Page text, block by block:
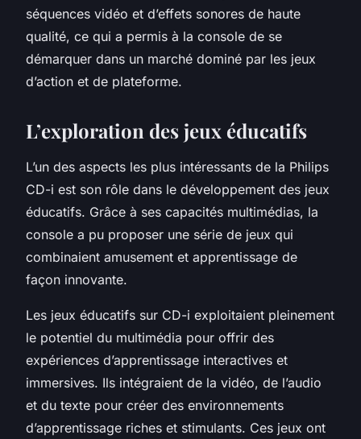
séquences vidéo et d’effets sonores de haute
qualité, ce qui a permis à la console de se
démarquer dans un marché dominé par les jeux
d’action et de plateforme.
L’exploration des jeux éducatifs
L’un des aspects les plus intéressants de la Philips
CD-i est son rôle dans le développement des jeux
éducatifs. Grâce à ses capacités multimédias, la
console a pu proposer une série de jeux qui
combinaient amusement et apprentissage de
façon innovante.
Les jeux éducatifs sur CD-i exploitaient pleinement
le potentiel du multimédia pour offrir des
expériences d’apprentissage interactives et
immersives. Ils intégraient de la vidéo, de l’audio
et du texte pour créer des environnements
d’apprentissage riches et stimulants. Ces jeux ont